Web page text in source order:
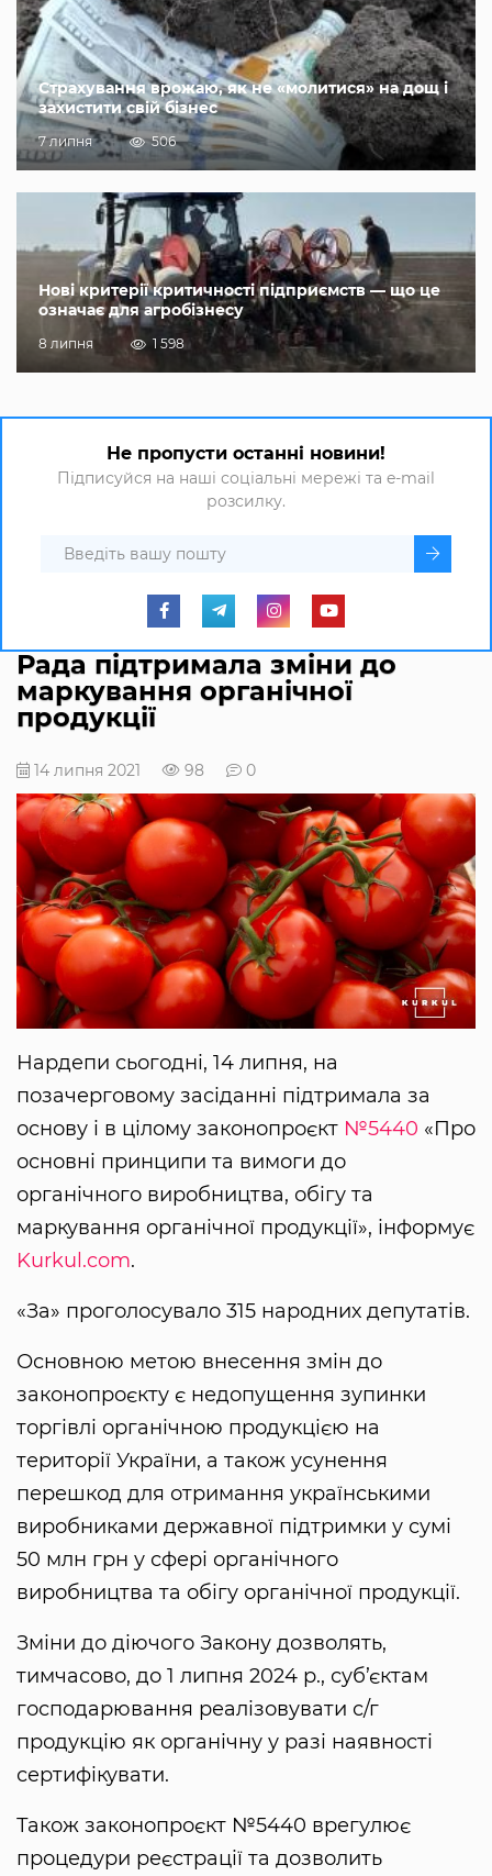
Страхування врожаю, як не «молитися» на дощ і
захистити свій бізнес
7 липня 506
Нові критерії критичності підприємств — що це
означає для агробізнесу
8 липня 1 598
Не пропусти останні новини!
Підписуйся на наші соціальні мережі та e-mail
розсилку.
Рада підтримала зміни до
маркування органічної
продукції
14 липня 2021 98 0
Нардепи сьогодні, 14 липня, на
позачерговому засіданні підтримала за
основу і в цілому законопроєкт №5440 «Про
основні принципи та вимоги до
органічного виробництва, обігу та
маркування органічної продукції», інформує
Kurkul.com.
«За» проголосувало 315 народних депутатів.
Основною метою внесення змін до
законопроєкту є недопущення зупинки
торгівлі органічною продукцією на
території України, а також усунення
перешкод для отримання українськими
виробниками державної підтримки у сумі
50 млн грн у сфері органічного
виробництва та обігу органічної продукції.
Зміни до діючого Закону дозволять,
тимчасово, до 1 липня 2024 р., суб’єктам
господарювання реалізовувати с/г
продукцію як органічну у разі наявності
сертифікувати.
Також законопроєкт №5440 врегулює
процедури реєстрації та дозволить